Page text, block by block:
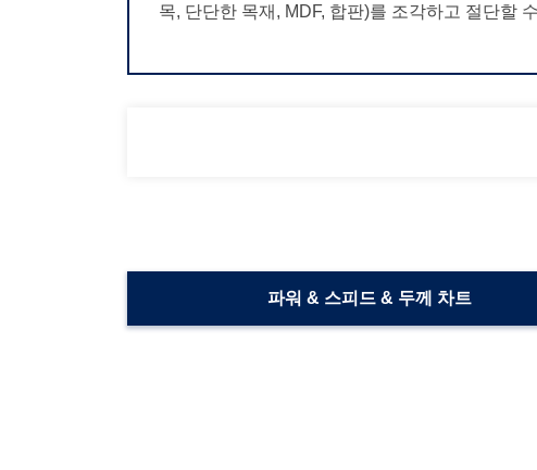
목, 단단한 목재, MDF, 합판)를 조각하고 절단할
파워 & 스피드 & 두께 차트